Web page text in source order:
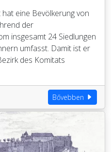
eine Bevölkerung von
der
insgesamt 24 Siedlungen
umfasst. Damit ist er
des Komitats
Bővebben